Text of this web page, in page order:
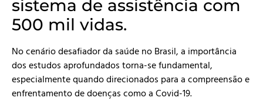
sistema de assistência com
500 mil vidas.
No cenário desafiador da saúde no Brasil, a importância
dos estudos aprofundados torna-se fundamental,
especialmente quando direcionados para a compreensão e
enfrentamento de doenças como a Covid-19.